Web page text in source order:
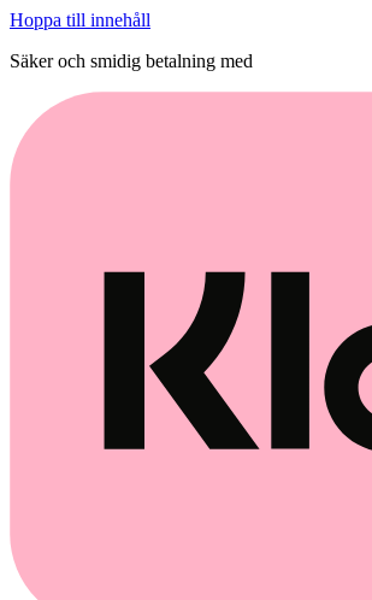
Hoppa till innehåll
Säker och smidig betalning med